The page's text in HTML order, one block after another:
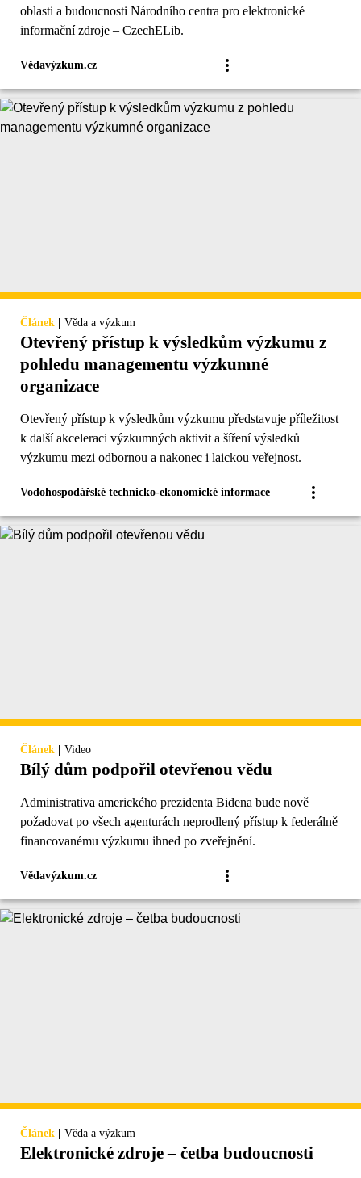
oblasti a budoucnosti Národního centra pro elektronické
informační zdroje – CzechELib.
Vědavýzkum.cz
Článek | Věda a výzkum
Otevřený přístup k výsledkům výzkumu z
pohledu managementu výzkumné
organizace
Otevřený přístup k výsledkům výzkumu představuje příležitost
k další akceleraci výzkumných aktivit a šíření výsledků
výzkumu mezi odbornou a nakonec i laickou veřejnost.
Vodohospodářské technicko-ekonomické informace
Článek | Video
Bílý dům podpořil otevřenou vědu
Administrativa amerického prezidenta Bidena bude nově
požadovat po všech agenturách neprodlený přístup k federálně
financovanému výzkumu ihned po zveřejnění.
Vědavýzkum.cz
Článek | Věda a výzkum
Elektronické zdroje – četba budoucnosti